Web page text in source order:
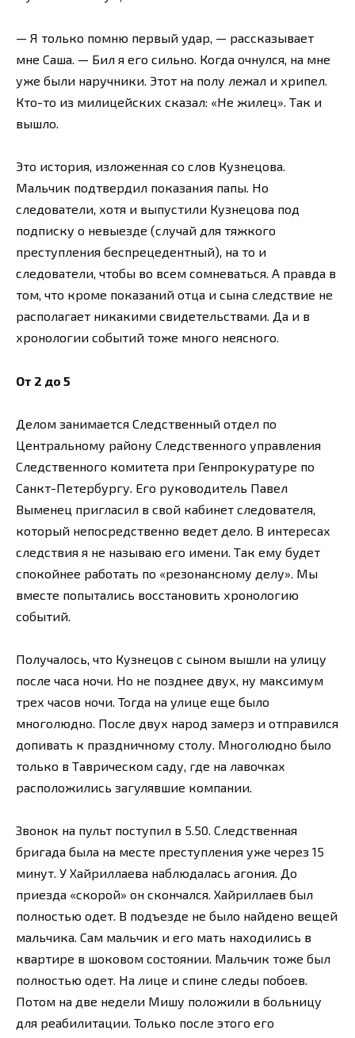
— Я только помню первый удар, — рассказывает
мне Саша. — Бил я его сильно. Когда очнулся, на мне
уже были наручники. Этот на полу лежал и хрипел.
Кто-то из милицейских сказал: «Не жилец». Так и
вышло.
Это история, изложенная со слов Кузнецова.
Мальчик подтвердил показания папы. Но
следователи, хотя и выпустили Кузнецова под
подписку о невыезде (случай для тяжкого
преступления беспрецедентный), на то и
следователи, чтобы во всем сомневаться. А правда в
том, что кроме показаний отца и сына следствие не
располагает никакими свидетельствами. Да и в
хронологии событий тоже много неясного.
От 2 до 5
Делом занимается Следственный отдел по
Центральному району Следственного управления
Следственного комитета при Генпрокуратуре по
Санкт-Петербургу. Его руководитель Павел
Выменец пригласил в свой кабинет следователя,
который непосредственно ведет дело. В интересах
следствия я не называю его имени. Так ему будет
спокойнее работать по «резонансному делу». Мы
вместе попытались восстановить хронологию
событий.
Получалось, что Кузнецов с сыном вышли на улицу
после часа ночи. Но не позднее двух, ну максимум
трех часов ночи. Тогда на улице еще было
многолюдно. После двух народ замерз и отправился
допивать к праздничному столу. Многолюдно было
только в Таврическом саду, где на лавочках
расположились загулявшие компании.
Звонок на пульт поступил в 5.50. Следственная
бригада была на месте преступления уже через 15
минут. У Хайриллаева наблюдалась агония. До
приезда «скорой» он скончался. Хайриллаев был
полностью одет. В подъезде не было найдено вещей
мальчика. Сам мальчик и его мать находились в
квартире в шоковом состоянии. Мальчик тоже был
полностью одет. На лице и спине следы побоев.
Потом на две недели Мишу положили в больницу
для реабилитации. Только после этого его